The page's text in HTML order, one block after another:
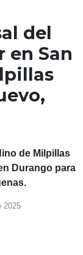
del
en San
de Milpillas
Durango para
2025